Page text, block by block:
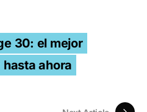
30: el mejor
ahora